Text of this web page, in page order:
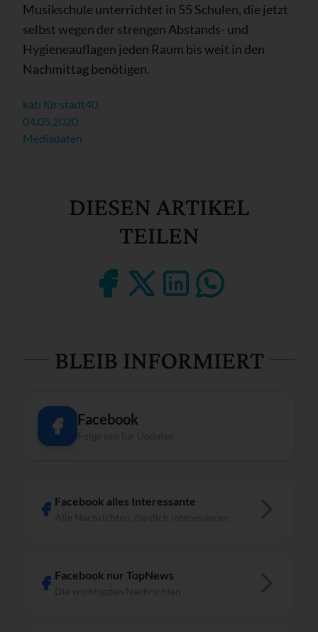
Musikschule unterrichtet in 55 Schulen, die jetzt
selbst wegen der strengen Abstands- und
Hygieneauflagen jeden Raum bis weit in den
Nachmittag benötigen.
kati für stadt40
04.05.2020
Mediadaten
DIESEN ARTIKEL
TEILEN
BLEIB INFORMIERT
Facebook
Facebook alles Interessante
Facebook nur TopNews